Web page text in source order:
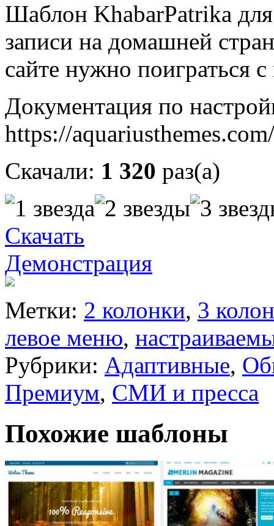
Шаблон KhabarPatrika
записи на домашней
сайте нужно поиграться
Документация по
https://
Скачали: 1 320 раз(а)
Скачать
Демонстрация
Метки: 2 колонки, 3
левое меню,
Рубрики: Адаптивные,
Премиум, СМИ и пресса
Похожие шаблоны